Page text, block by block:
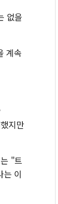
없을
계속
지만
"트
는 이